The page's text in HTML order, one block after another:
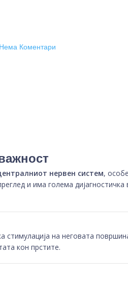
Нема Коментари
нервен систем,
и има голема дијагностичка
стимулација на неговата
кон прстите.